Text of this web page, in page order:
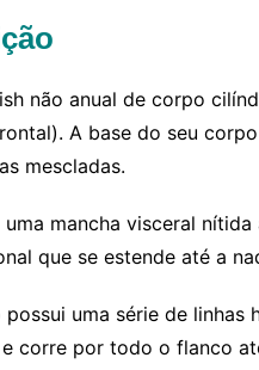
não anual de corpo
A base do seu
mescladas.
uma mancha visceral
que se estende até a
possui uma série de
corre por todo o flanco